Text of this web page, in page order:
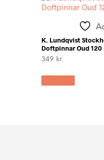
K. Lundqvist
Doftpinnar Oud 120
349 kr